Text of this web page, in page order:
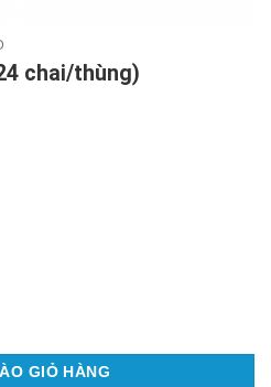
chai/thùng)
GIỎ HÀNG